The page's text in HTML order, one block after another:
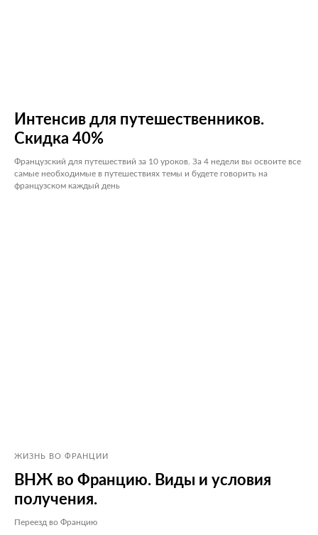
Интенсив для путешественников.
Скидка 40%
Французский для путешествий за 10 уроков. За 4 недели вы освоите все
самые необходимые в путешествиях темы и будете говорить на
французском каждый день
ЖИЗНЬ ВО ФРАНЦИИ
ВНЖ во Францию. Виды и условия
получения.
Переезд во Францию